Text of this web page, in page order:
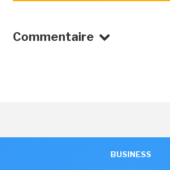
Commentaire
BUSINESS